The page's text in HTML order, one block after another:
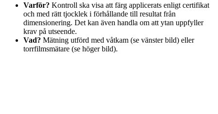
Varför? Kontroll ska visa att färg applicerats enligt certifikat
och med rätt tjocklek i förhållande till resultat från
dimensionering. Det kan även handla om att ytan uppfyller
krav på utseende.
Vad? Mätning utförd med våtkam (se vänster bild) eller
torrfilmsmätare (se höger bild).